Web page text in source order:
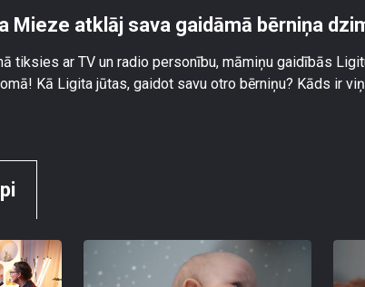
Mieze atklāj sava gaidāmā bērniņa
tiksies ar TV un radio personību, māmiņu gaidībās
Kā Ligita jūtas, gaidot savu otro bērniņu? Kāds ir